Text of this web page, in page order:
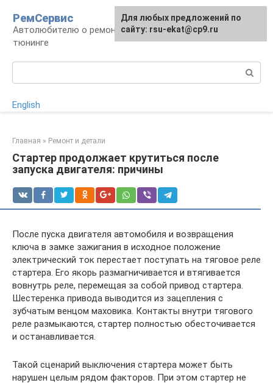
контенту
РемСервис
Автолюбителю о ремонте, обслуживании,
тюнинге
English
Главная » Ремонт и детали
Стартер продолжает крутиться после
запуска двигателя: причины
После пуска двигателя автомобиля и возвращения
ключа в замке зажигания в исходное положение
электрический ток перестает поступать на тяговое реле
стартера. Его якорь размагничивается и втягивается
вовнутрь реле, перемещая за собой привод стартера.
Шестеренка привода выводится из зацепления с
зубчатым венцом маховика. Контакты внутри тягового
реле размыкаются, стартер полностью обесточивается
и останавливается.
Такой сценарий выключения стартера может быть
нарушен целым рядом факторов. При этом стартер не
Для любых предложений по
сайту: rsu-ekat@cp9.ru